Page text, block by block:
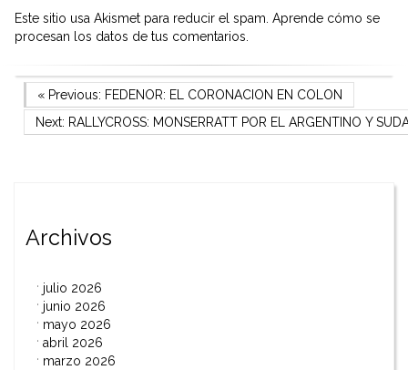
Este sitio usa Akismet para reducir el spam. Aprende cómo se
procesan los datos de tus comentarios.
Navegación
de
Previous Post
« Previous: FEDENOR: EL CORONACION EN COLON
Next Post
Next: RALLYCROSS: MONSERRATT POR EL ARGENTINO Y
Archivos
julio 2026
junio 2026
mayo 2026
abril 2026
marzo 2026